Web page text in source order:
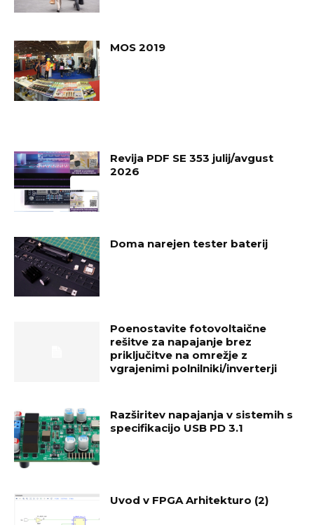
MOS 2019
Revija PDF SE 353 julij/avgust
2026
Doma narejen tester baterij
Poenostavite fotovoltaične
rešitve za napajanje brez
priključitve na omrežje z
vgrajenimi polnilniki/inverterji
Razširitev napajanja v sistemih s
specifikacijo USB PD 3.1
Uvod v FPGA Arhitekturo (2)